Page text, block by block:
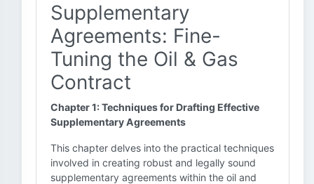
Supplementary
Agreements: Fine-
Tuning the Oil & Gas
Contract
Chapter 1: Techniques for Drafting Effective
Supplementary Agreements
This chapter delves into the practical techniques
involved in creating robust and legally sound
supplementary agreements within the oil and